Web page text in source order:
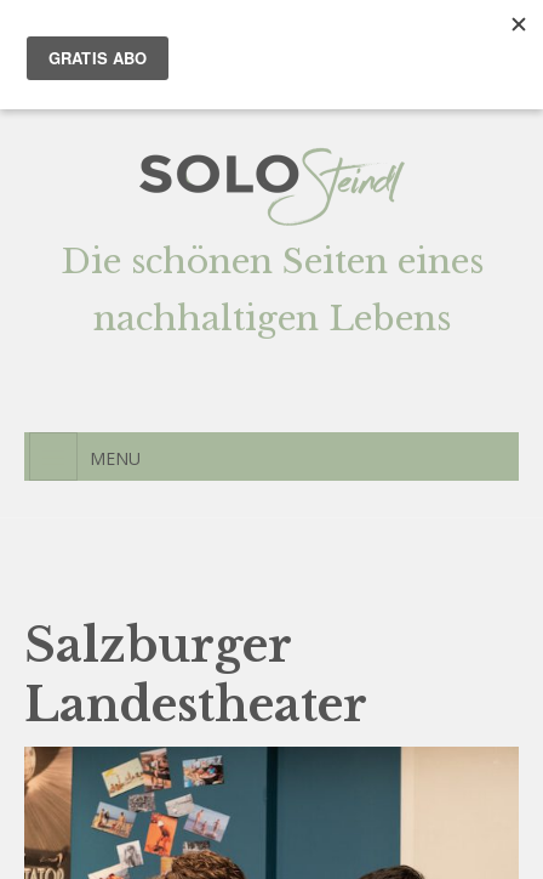
Team AGENTUR
Die schönen Seiten eines
nachhaltigen Lebens
MENU
Salzburger
Landestheater